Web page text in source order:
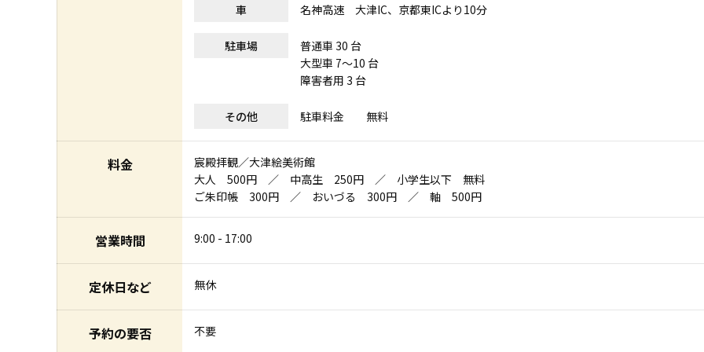
車 名神高速 大津IC、京都東ICより10分
駐車場
普通車 30 台
大型車 7～10 台
障害者用 3 台
その他 駐車料金 無料
料金
宸殿拝観／大津絵美術館
大人 500円 ／ 中高生 250円 ／ 小学生以下 無料
ご朱印帳 300円 ／ おいづる 300円 ／ 軸 500円
営業時間 9:00 - 17:00
定休日など 無休
予約の要否 不要